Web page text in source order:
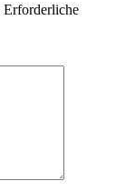
Erforderliche